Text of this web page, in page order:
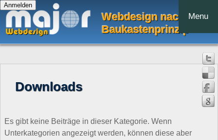
Webdesign nach dem
Baukastenprinzip
Menu
Downloads
Es gibt keine Beiträge in dieser Kategorie. Wenn
Unterkategorien angezeigt werden, können diese aber